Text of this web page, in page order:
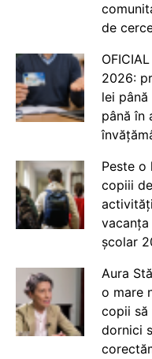
de
2026:
lei
până în
Peste o
copiii
vacanța
școlar
Aura
o mare
copii să
dornici